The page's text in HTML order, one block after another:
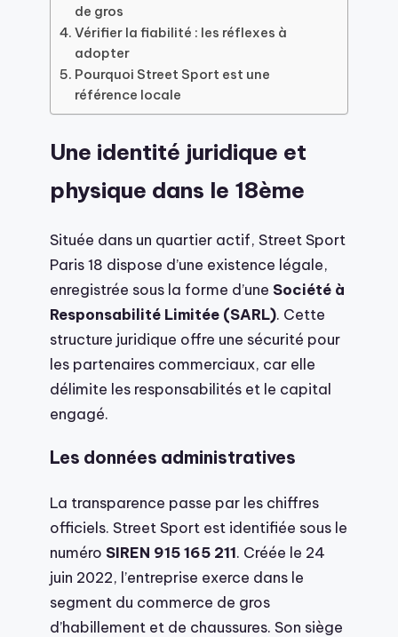
de gros
Vérifier la fiabilité : les réflexes à
adopter
Pourquoi Street Sport est une
référence locale
Une identité juridique et
physique dans le 18ème
Située dans un quartier actif, Street Sport
Paris 18 dispose d’une existence légale,
enregistrée sous la forme d’une Société à
Responsabilité Limitée (SARL). Cette
structure juridique offre une sécurité pour
les partenaires commerciaux, car elle
délimite les responsabilités et le capital
engagé.
Les données administratives
La transparence passe par les chiffres
officiels. Street Sport est identifiée sous le
numéro SIREN 915 165 211. Créée le 24
juin 2022, l’entreprise exerce dans le
segment du commerce de gros
d’habillement et de chaussures. Son siège